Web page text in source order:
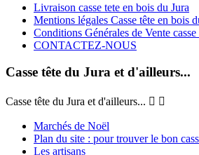
Livraison casse tete en bois du Jura
Mentions légales Casse tête en bois
Conditions Générales de Vente
CONTACTEZ-NOUS
Casse tête du Jura et d'ailleurs...
Casse tête du Jura et d'ailleurs...  
Marchés de Noël
Plan du site : pour trouver le bon
Les artisans